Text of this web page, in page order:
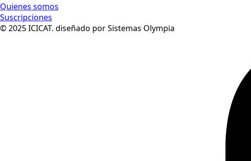
Quienes somos
Suscripciones
© 2025 ICICAT. diseñado por Sistemas Olympia